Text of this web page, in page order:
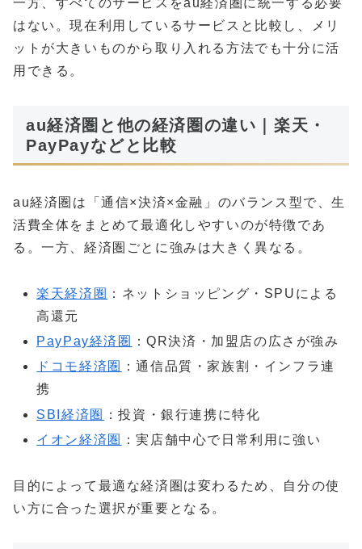
一方、すべてのサービスをau経済圏に統一する必要
はない。現在利用しているサービスと比較し、メリ
ットが大きいものから取り入れる方法でも十分に活
用できる。
au経済圏と他の経済圏の違い｜楽天・
PayPayなどと比較
au経済圏は「通信×決済×金融」のバランス型で、生
活費全体をまとめて最適化しやすいのが特徴であ
る。一方、経済圏ごとに強みは大きく異なる。
楽天経済圏
：ネットショッピング・SPUによる
高還元
PayPay経済圏
：QR決済・加盟店の広さが強み
ドコモ経済圏
：通信品質・家族割・インフラ連
携
SBI経済圏
：投資・銀行連携に特化
イオン経済圏
：実店舗中心で日常利用に強い
目的によって最適な経済圏は変わるため、自分の使
い方に合った選択が重要となる。